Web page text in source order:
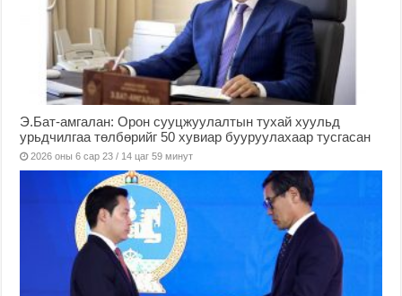
Э.Бат-амгалан: Орон сууцжуулалтын тухай хуульд
урьдчилгаа төлбөрийг 50 хувиар бууруулахаар тусгасан
2026 оны 6 сар 23 / 14 цаг 59 минут